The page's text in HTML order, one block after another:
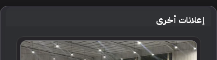
إعلانات أخرى